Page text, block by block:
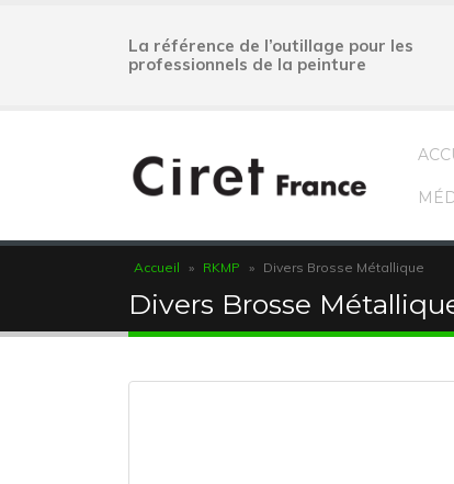
La référence de l’outillage pour les
professionnels de la peinture
Accueil » RKMP » Divers Brosse Métallique
Divers Brosse